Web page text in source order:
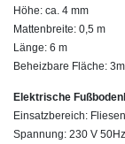
Höhe: ca. 4 mm
Mattenbreite: 0,5 m
Länge: 6 m
Beheizbare Fläche:
Elektrische
Einsatzbereich:
Spannung: 230 V 50Hz